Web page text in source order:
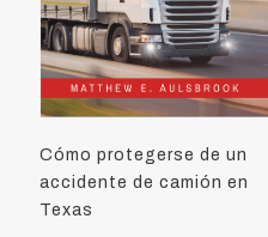
Cómo protegerse de un
accidente de camión en
Texas